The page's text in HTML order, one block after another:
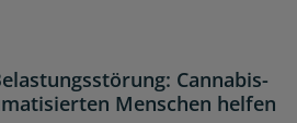
Cannabis-
Menschen helfen